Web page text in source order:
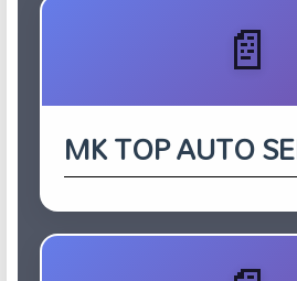
MK TOP AUTO